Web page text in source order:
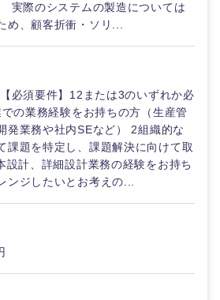
実際のシステムの製造については
め、顧客折衝・ソリ...
必須要件】12または3のいずれか必
の業務経験をお持ちの方（生産管
発業務や社内SEなど） 2組織的な
課題を特定し、課題解決に向けて取
設計、詳細設計業務の経験をお持ち
ンジしたいとお考えの...